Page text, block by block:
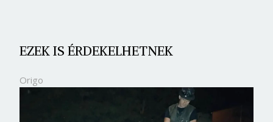
EZEK IS ÉRDEKELHETNEK
Origo